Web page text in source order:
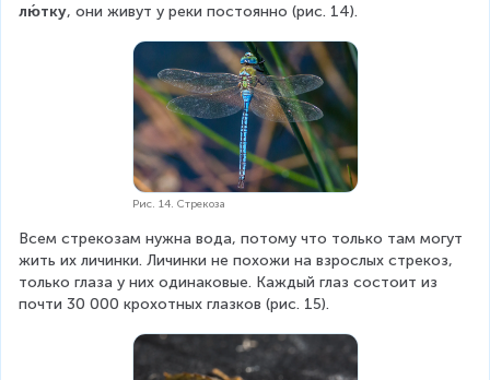
лю́тку, они живут у реки постоянно (рис. 14).
Рис. 14. Стрекоза
Всем стрекозам нужна вода, потому что только там могут
жить их личинки. Личинки не похожи на взрослых стрекоз,
только глаза у них одинаковые. Каждый глаз состоит из
почти 30 000 крохотных глазков (рис. 15).